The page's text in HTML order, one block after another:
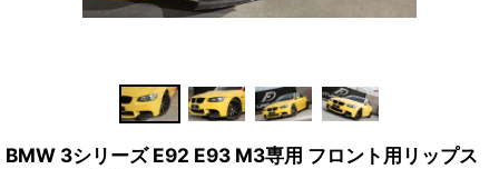
BMW 3シリーズ E92 E93 M3専用 フロント用リップス